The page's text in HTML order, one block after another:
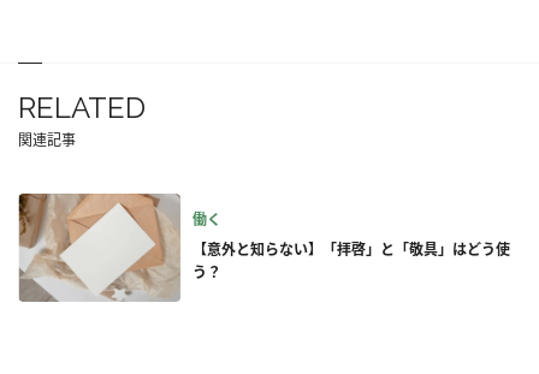
RELATED
関連記事
働く
【意外と知らない】「拝啓」と「敬具」はどう使
う？